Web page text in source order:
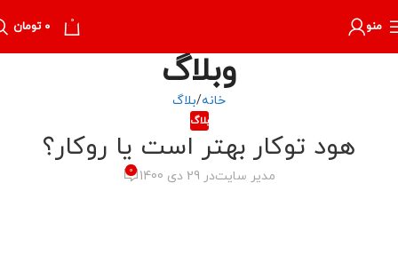
منو 0 ۰ تومان
وبلاگ
خانه بلاگ
بلاگ
هود توکار بهتر است یا روکار؟
مدیر سایتدر 29 دی 1400 0